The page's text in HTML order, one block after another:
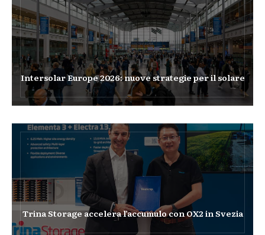
Intersolar Europe 2026: nuove strategie per il solare
Trina Storage accelera l’accumulo con OX2 in Svezia